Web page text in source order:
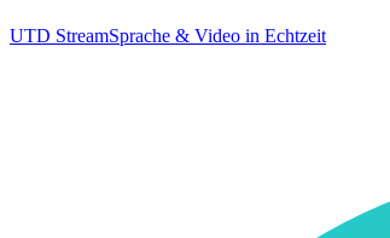
UTD StreamSprache & Video in Echtzeit